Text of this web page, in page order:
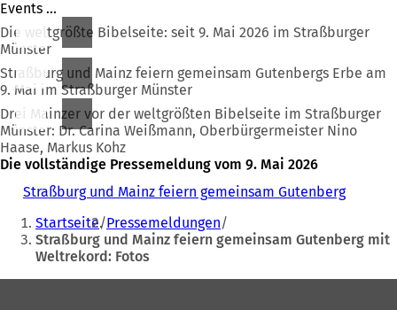
Events ...
Die weltgrößte Bibelseite: seit 9. Mai 2026 im Straßburger
Münster
Straßburg und Mainz feiern gemeinsam Gutenbergs Erbe am
9. Mai im Straßburger Münster
Drei Mainzer vor der weltgrößten Bibelseite im Straßburger
Münster: Dr. Carina Weißmann, Oberbürgermeister Nino
Haase, Markus Kohz
Die vollständige Pressemeldung vom 9. Mai 2026
Straßburg und Mainz feiern gemeinsam Gutenberg
Sie
befinden
sich
hier:
Startseite Pressemeldungen
Straßburg und Mainz feiern gemeinsam Gutenberg mit
Weltrekord: Fotos